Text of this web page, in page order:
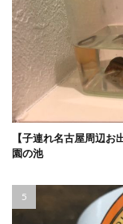
【子連れ名古屋周辺
園の池